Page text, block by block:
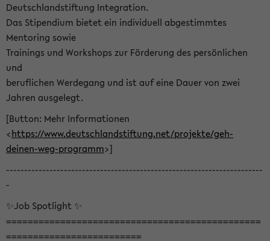
Deutschlandstiftung Integration.
Das Stipendium bietet ein individuell abgestimmtes
Mentoring sowie
Trainings und Workshops zur Förderung des persönlichen
und
beruflichen Werdegang und ist auf eine Dauer von zwei
Jahren ausgelegt.
[Button: Mehr Informationen
<https://www.deutschlandstiftung.net/projekte/geh-
deinen-weg-programm>]
-----------------------------------------------------------------------
-
✨Job Spotlight ✨
===============================================
=========================